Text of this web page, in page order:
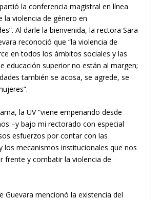
la conferencia magistral en línea
la violencia de género en
. Al darle la bienvenida, la rectora Sara
reconoció que “la violencia de
en todos los ámbitos sociales y las
educación superior no están al margen;
también se acosa, se agrede, se
la UV “viene empeñando desde
–y bajo mi rectorado con especial
esfuerzos por contar con las
los mecanismos institucionales que nos
frente y combatir la violencia de
Guevara mencionó la existencia del